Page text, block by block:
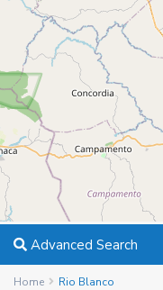
Advanced Search
Home Rio Blanco